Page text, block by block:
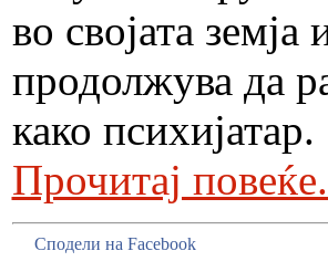
во својата земја
продолжува да
како психијатар.
Прочитај
Сподели на Facebook